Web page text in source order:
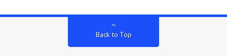
Back to Top